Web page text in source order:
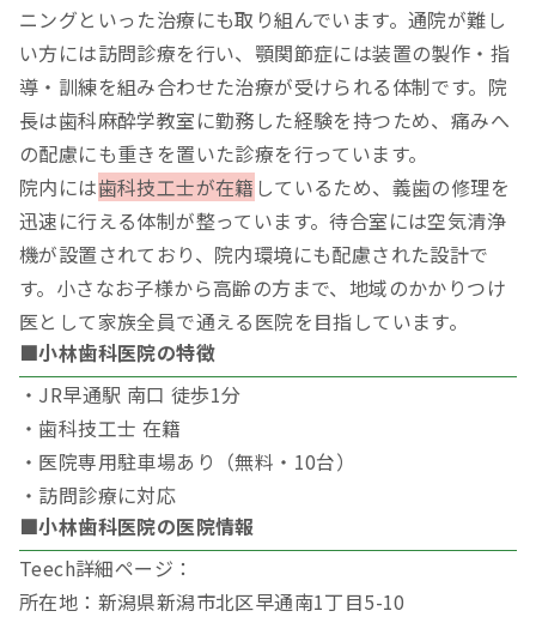
ニングといった治療にも取り組んでいます。通院が難し
い方には訪問診療を行い、顎関節症には装置の製作・指
導・訓練を組み合わせた治療が受けられる体制です。院
長は歯科麻酔学教室に勤務した経験を持つため、痛みへ
の配慮にも重きを置いた診療を行っています。
院内には歯科技工士が在籍 しているため、義歯の修理を
迅速に行える体制が整っています。待合室には空気清浄
機が設置されており、院内環境にも配慮された設計で
す。小さなお子様から高齢の方まで、地域のかかりつけ
医として家族全員で通える医院を目指しています。
■小林歯科医院の特徴
・JR早通駅 南口 徒歩1分
・歯科技工士 在籍
・医院専用駐車場あり（無料・10台）
・訪問診療に対応
■小林歯科医院の医院情報
Teech詳細ページ：
所在地：新潟県新潟市北区早通南1丁目5-10